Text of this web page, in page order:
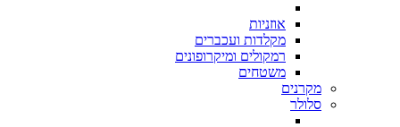
אוזניות
מקלדות ועכברים
רמקולים ומיקרופונים
משטחים
מקרנים
סלולר